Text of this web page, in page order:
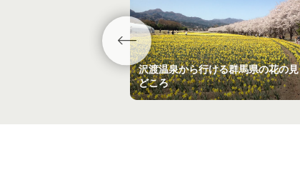
沢渡温泉から行ける群馬県の花の見
どころ